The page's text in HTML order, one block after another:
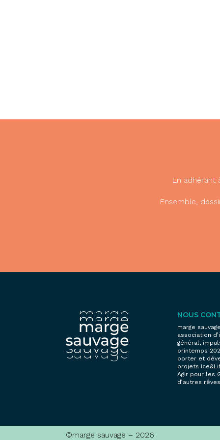
En adhérant
Ensemble,
NOUS
marge
association
général,
printemps
porter et
projets
Agir pour les
d’autres
©marge sauvage – 2026